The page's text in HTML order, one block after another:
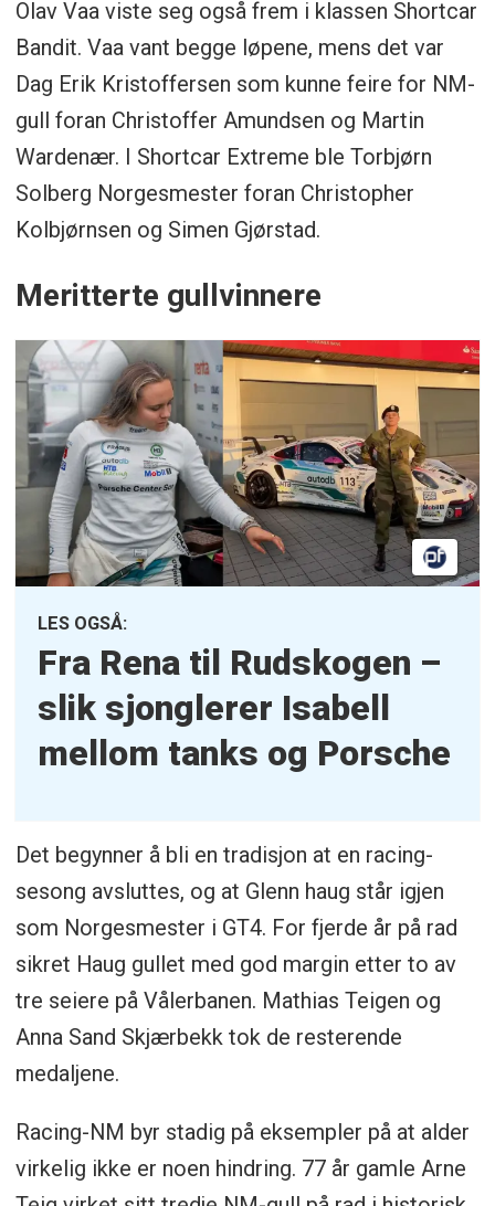
Olav Vaa viste seg også frem i klassen Shortcar
Bandit. Vaa vant begge løpene, mens det var
Dag Erik Kristoffersen som kunne feire for NM-
gull foran Christoffer Amundsen og Martin
Wardenær. I Shortcar Extreme ble Torbjørn
Solberg Norgesmester foran Christopher
Kolbjørnsen og Simen Gjørstad.
Meritterte gullvinnere
LES OGSÅ:
Fra Rena til Rudskogen –
slik sjonglerer Isabell
mellom tanks og Porsche
Det begynner å bli en tradisjon at en racing-
sesong avsluttes, og at Glenn haug står igjen
som Norgesmester i GT4. For fjerde år på rad
sikret Haug gullet med god margin etter to av
tre seiere på Vålerbanen. Mathias Teigen og
Anna Sand Skjærbekk tok de resterende
medaljene.
Racing-NM byr stadig på eksempler på at alder
virkelig ikke er noen hindring. 77 år gamle Arne